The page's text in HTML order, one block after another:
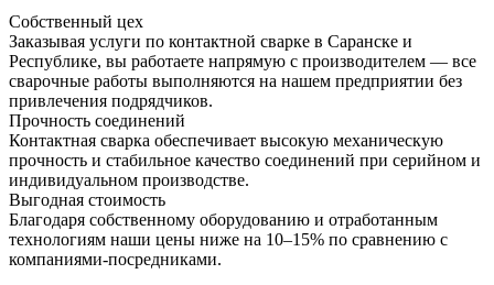
Собственный цех
Заказывая услуги по контактной сварке в Саранске и
Республике, вы работаете напрямую с производителем — все
сварочные работы выполняются на нашем предприятии без
привлечения подрядчиков.
Прочность соединений
Контактная сварка обеспечивает высокую механическую
прочность и стабильное качество соединений при серийном и
индивидуальном производстве.
Выгодная стоимость
Благодаря собственному оборудованию и отработанным
технологиям наши цены ниже на 10–15% по сравнению с
компаниями-посредниками.